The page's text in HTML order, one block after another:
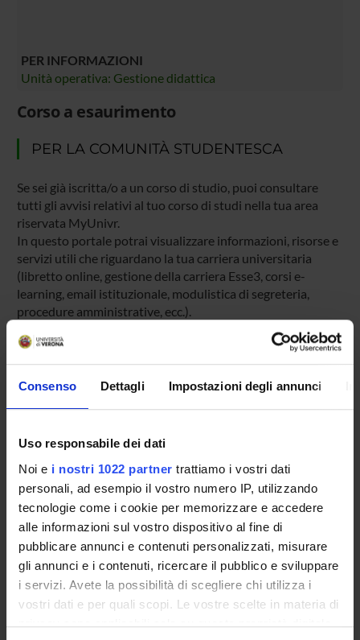
Consenso Dettagli Impostazioni degli annunci
Uso responsabile dei dati
Noi e i nostri 1022 partner trattiamo i vostri dati
personali, ad esempio il vostro numero IP, utilizzando
tecnologie come i cookie per memorizzare e accedere
alle informazioni sul vostro dispositivo al fine di
pubblicare annunci e contenuti personalizzati, misurare
gli annunci e i contenuti, ricercare il pubblico e sviluppare
i servizi. Avete la possibilità di scegliere chi utilizza i
vostri dati e per quali scopi. Le vostre scelte in materia di
privacy sono applicabili solo su questa proprietà digitale
PER INFORMAZIONI
Unità operativa: Gestione didattica
Corso a esaurimento
PER LA COMUNITÀ STUDENTESCA
Se sei già iscritta/o a un corso di studio, puoi consultare
tutti gli avvisi relativi al tuo corso di studi nella tua area
riservata MyUnivr.
In questo portale potrai visualizzare informazioni, risorse e
servizi utili che riguardano la tua carriera universitaria
(libretto online, gestione della carriera Esse3, corsi e-
learning, email istituzionale, modulistica di segreteria,
procedure amministrative, ecc.).
Entra in MyUnivr con le tue credenziali GIA: solo così
potrai ricevere notifica di tutti gli avvisi dei tuoi docenti e
della tua segreteria via mail e anche tramite l'app Univr.
MYUNIVR
Insegnamenti
Calendario didattico
Piani didattici e Guide dello studente
Orario lezioni
Calendario esami
Bacheca avvisi
Proposte tesi e stage
Organi collegiali e di governo